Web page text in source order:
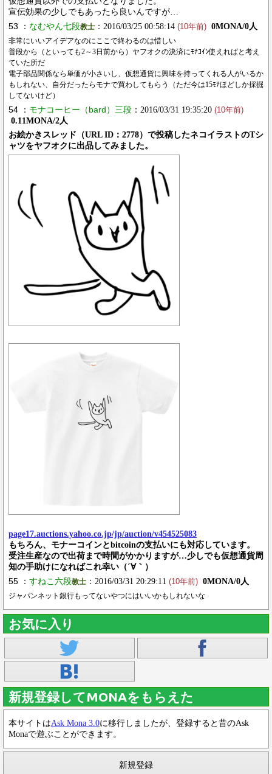
宣伝効果の少しでもあったら良いんですが…
53 ： なむやん七段教士 ：2016/03/25 00:58:14 (10年前) 0MONA/0人
非常にいいアイデアなのにここで終わるのは惜しい
普段から（といっても2～3日前から）ヤフオクの決済にﾓﾅｺｲﾝ使えればと考え
ていた所だ
電子部品関係なら単価が小さいし、仮想通貨に興味を持ってくれる人がいるか
もしれない、自分だったらモナで買わしてもらう（ただ今は15ﾓﾅほどしか採掘
してないけど）
54 ： モナコーヒー（bard）三段 ：2016/03/31 19:35:20 (10年前)
0.11MONA/2人
お絵かきスレッド（URL ID：2778）で投稿したネコイラストのTシ
ャツをヤフオクに出品してみました。
page17.auctions.yahoo.co.jp/jp/auction/v454525083
もちろん、モナーコインとbitcoinの支払いにも対応しています。
受注生産なので出荷まで時間がかかりますが…少しでも仮想通貨周
知の手助けになればこれ幸い（´∀｀）
55 ： すねこ六段教士 ：2016/03/31 20:29:11 (10年前) 0MONA/0人
ジャパンネット銀行もってないやつにはいいかもしれないな
お気に入り
新規登録してMONAをもらえた
本サイトはAsk Mona 3.0に移行しましたが、登録すると昔のAsk
Monaで遊ぶことができます。
新規登録